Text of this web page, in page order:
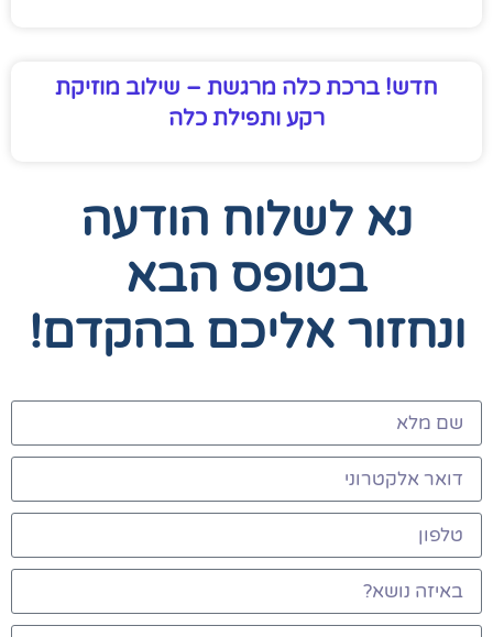
חדש! ברכת כלה מרגשת – שילוב מוזיקת
רקע ותפילת כלה
נא לשלוח הודעה
בטופס הבא
ונחזור אליכם בהקדם!